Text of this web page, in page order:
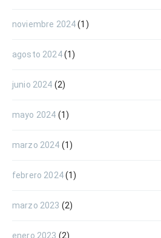
noviembre 2024(1)
agosto 2024(1)
junio 2024 (2)
mayo 2024 (1)
marzo 2024 (1)
febrero 2024(1)
marzo 2023 (2)
enero 2023 (2)